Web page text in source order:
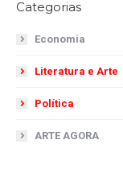
Categorias
Economia
Literatura e Arte
Política
ARTE AGORA